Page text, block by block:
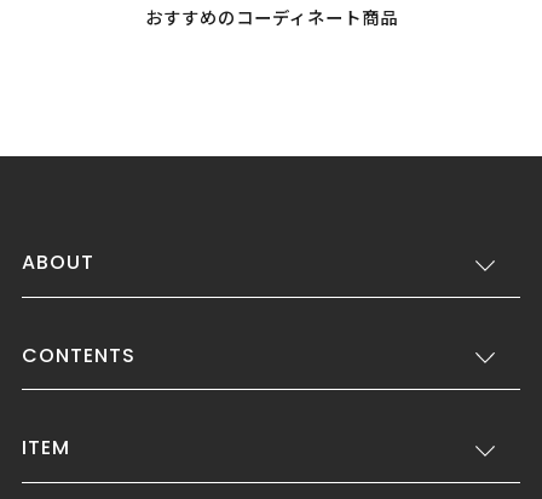
おすすめのコーディネート商品
ABOUT
CONTENTS
ITEM